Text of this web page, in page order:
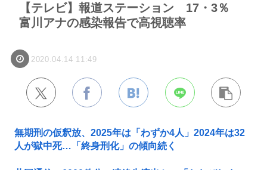
【テレビ】報道ステーション 17・3％
富川アナの感染報告で高視聴率
2020.04.14 11:49
無期刑の仮釈放、2025年は「わずか4人」2024年は32
人が獄中死…「終身刑化」の傾向続く